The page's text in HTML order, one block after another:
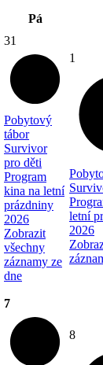
Pá
31
Pobytový
tábor
Survivor
pro děti
Program
kina na letní
prázdniny
2026
Zobrazit
všechny
záznamy ze
dne
1
letní
2026
7
8